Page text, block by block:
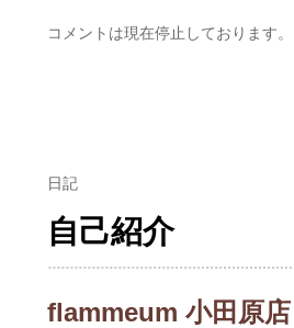
コメントは現在停止しております。
日記
自己紹介
flammeum 小田原